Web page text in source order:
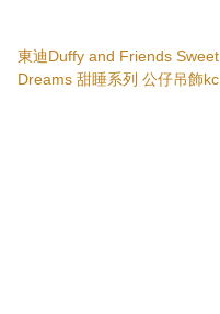
東迪Duffy and Friends Sweet
Dreams 甜睡系列 公仔吊飾kc